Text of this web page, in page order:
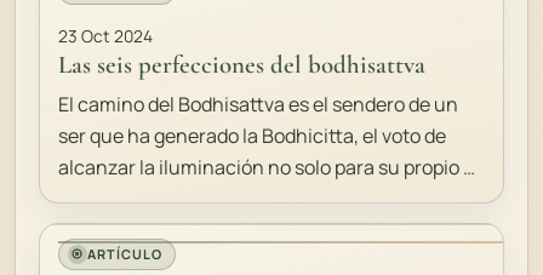
23 Oct 2024
Las seis perfecciones del bodhisattva
El camino del Bodhisattva es el sendero de un
ser que ha generado la Bodhicitta, el voto de
alcanzar la iluminación no solo para su propio …
ARTÍCULO